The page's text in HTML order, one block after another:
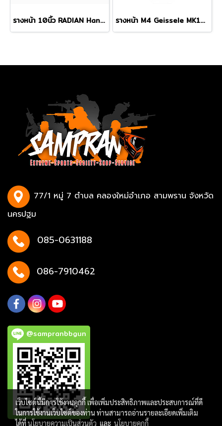
รางหน้า 10นิ้ว RADIAN Handguard M-LOK รางหน้า M4 Geissele MK16 M-LOK 13.5" Super Modular Rail
77/1 หมู่ 7 ตำบล คลองใหม่อำเภอ สามพราน จังหวัด
นครปฐม
085-0631188
086-7910462
@sampranbbgun
เว็บไซต์นี้มีการใช้งานคุกกี้ เพื่อเพิ่มประสิทธิภาพและประสบการณ์ที่ดี
ในการใช้งานเว็บไซต์ของท่าน ท่านสามารถอ่านรายละเอียดเพิ่มเติม
ได้ที่นโยบายความเป็นส่วนตัว และ นโยบายคุกกี้